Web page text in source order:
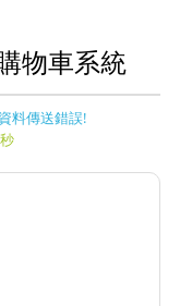
物車系統
料傳送錯誤!